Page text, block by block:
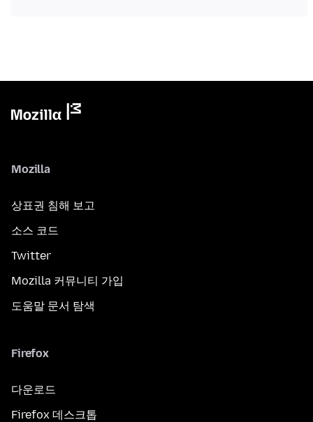
Mozilla
상표권 침해 보고
소스 코드
Twitter
Mozilla 커뮤니티 가입
도움말 문서 탐색
Firefox
다운로드
Firefox 데스크톱